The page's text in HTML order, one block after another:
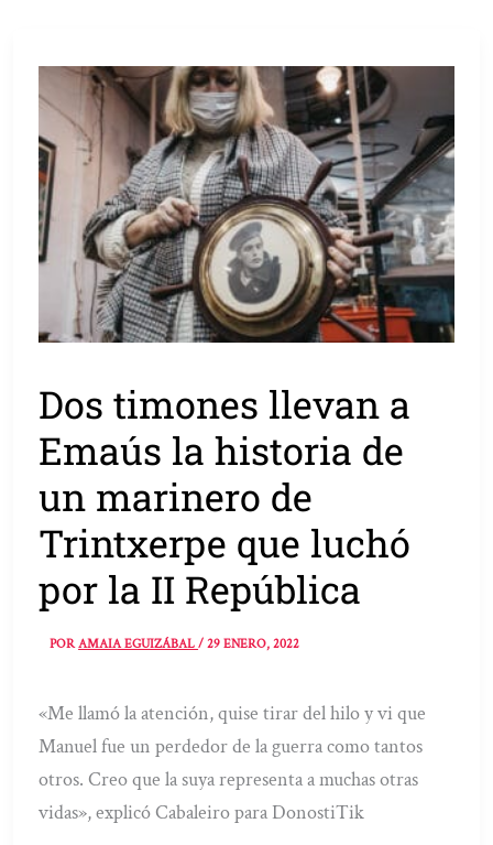
Dos timones llevan a
Emaús la historia de
un marinero de
Trintxerpe que luchó
por la II República
PORAMAIA EGUIZÁBAL/29 ENERO, 2022
«Me llamó la atención, quise tirar del hilo y vi que
Manuel fue un perdedor de la guerra como tantos
otros. Creo que la suya representa a muchas otras
vidas», explicó Cabaleiro para DonostiTik